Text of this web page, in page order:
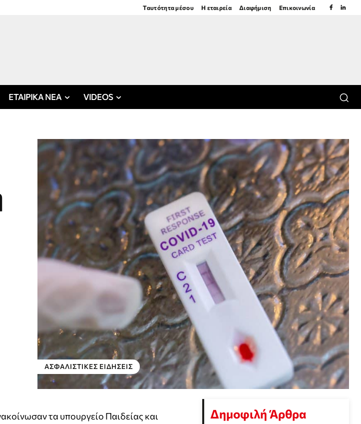
Ταυτότητα μέσου Η εταιρεία Διαφήμιση Επικοινωνία
ΕΤΑΙΡΙΚΑ ΝΕΑ VIDEOS
ΑΣΦΑΛΙΣΤΙΚΕΣ ΕΙΔΗΣΕΙΣ
τα υπουργείο Παιδείας και
Δημοφιλή Άρθρα